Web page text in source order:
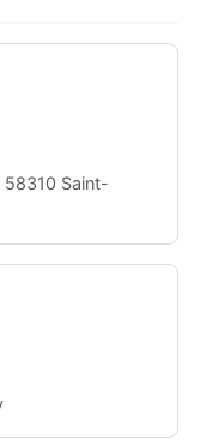
58310 Saint-